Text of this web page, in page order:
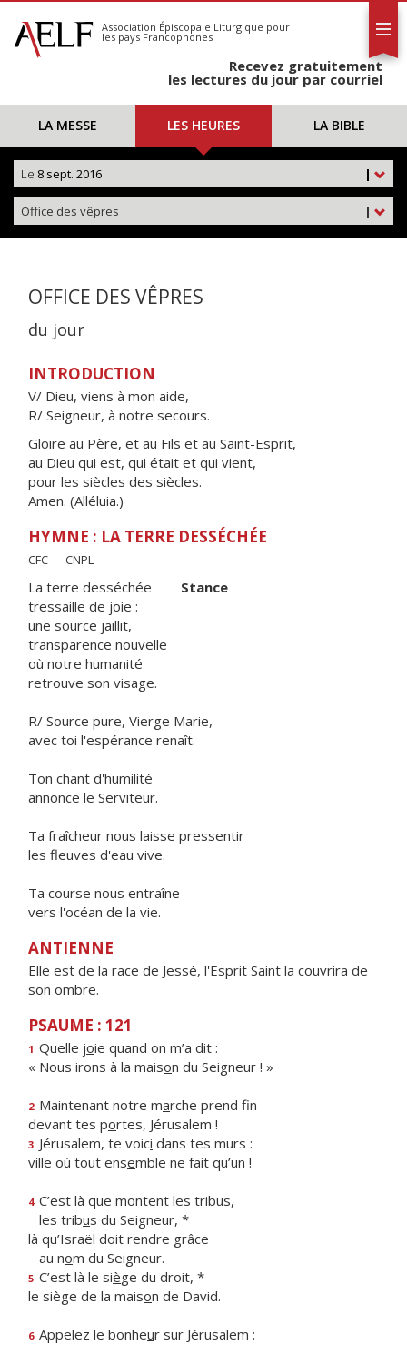
S'abonner
Calendrier
Association Épiscopale Liturgique pour
les pays Francophones
Recevez gratuitement
les lectures du jour par courriel
LA MESSE LES HEURES LA BIBLE
|
Le 8 sept. 2016
|
Office des vêpres
OFFICE DES VÊPRES
du jour
INTRODUCTION
V/ Dieu, viens à mon aide,
R/ Seigneur, à notre secours.
Gloire au Père, et au Fils et au Saint-Esprit,
au Dieu qui est, qui était et qui vient,
pour les siècles des siècles.
Amen. (Alléluia.)
HYMNE : LA TERRE DESSÉCHÉE
CFC — CNPL
La terre desséchée Stance
tressaille de joie :
une source jaillit,
transparence nouvelle
où notre humanité
retrouve son visage.
R/ Source pure, Vierge Marie,
avec toi l'espérance renaît.
Ton chant d'humilité
annonce le Serviteur.
Ta fraîcheur nous laisse pressentir
les fleuves d'eau vive.
Ta course nous entraîne
vers l'océan de la vie.
ANTIENNE
Elle est de la race de Jessé, l'Esprit Saint la couvrira de
son ombre.
PSAUME : 121
1 Quelle joie quand on m’a dit :
« Nous irons à la maison du Seigneur ! »
2 Maintenant notre marche prend fin
devant tes portes, Jérusalem !
3 Jérusalem, te voici dans tes murs :
ville où tout ensemble ne fait qu’un !
4 C’est là que montent les tribus,
les tribus du Seigneur, *
là qu’Israël doit rendre grâce
au nom du Seigneur.
5 C’est là le siège du droit, *
le siège de la maison de David.
6 Appelez le bonheur sur Jérusalem :